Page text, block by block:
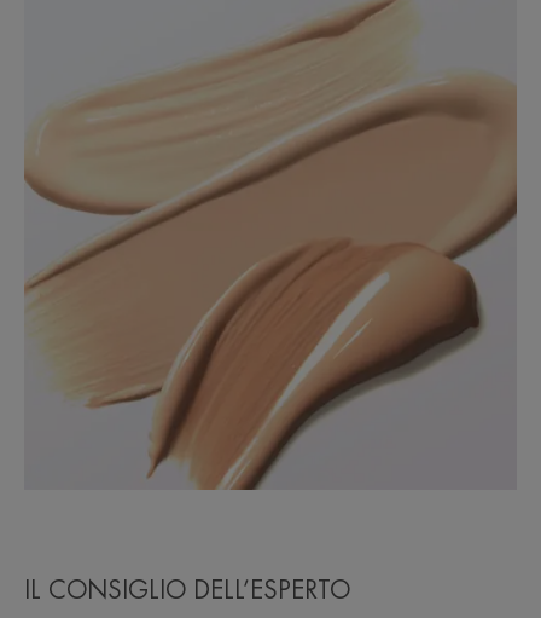
IL CONSIGLIO DELL’ESPERTO